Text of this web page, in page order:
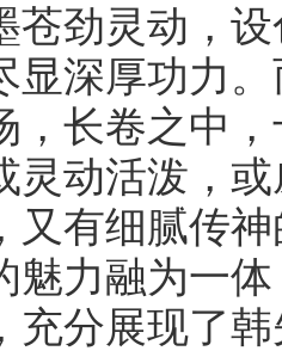
苍劲灵动，
显深厚功力
，长卷之中
灵动活泼，
又有细腻传
魅力融为一
充分展现了